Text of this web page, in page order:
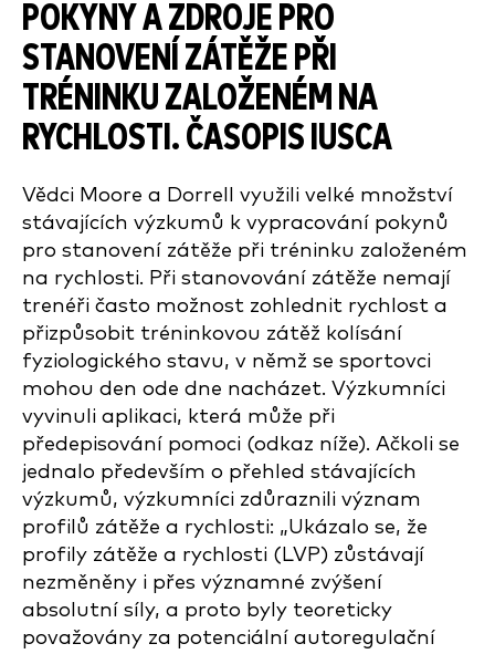
POKYNY A ZDROJE PRO
STANOVENÍ ZÁTĚŽE PŘI
TRÉNINKU ZALOŽENÉM NA
RYCHLOSTI. ČASOPIS IUSCA
Vědci Moore a Dorrell využili velké množství
stávajících výzkumů k vypracování pokynů
pro stanovení zátěže při tréninku založeném
na rychlosti. Při stanovování zátěže nemají
trenéři často možnost zohlednit rychlost a
přizpůsobit tréninkovou zátěž kolísání
fyziologického stavu, v němž se sportovci
mohou den ode dne nacházet. Výzkumníci
vyvinuli aplikaci, která může při
předepisování pomoci (odkaz níže). Ačkoli se
jednalo především o přehled stávajících
výzkumů, výzkumníci zdůraznili význam
profilů zátěže a rychlosti: „Ukázalo se, že
profily zátěže a rychlosti (LVP) zůstávají
nezměněny i přes významné zvýšení
absolutní síly, a proto byly teoreticky
považovány za potenciální autoregulační